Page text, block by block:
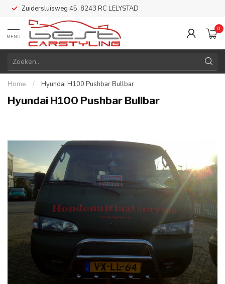
Zuidersluisweg 45, 8243 RC LELYSTAD
MENU
0
Home / Hyundai H100 Pushbar Bullbar
Hyundai H100 Pushbar Bullbar